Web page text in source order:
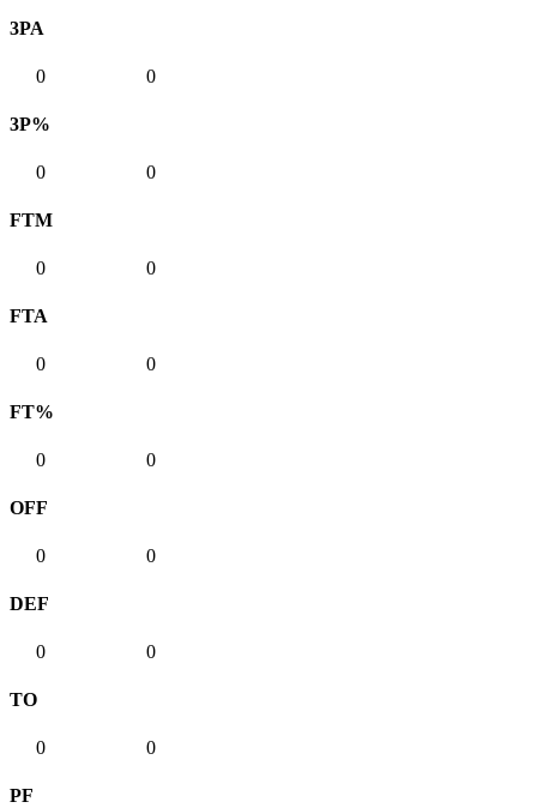
3PA
0 0
3P%
0 0
FTM
0 0
FTA
0 0
FT%
0 0
OFF
0 0
DEF
0 0
TO
0 0
PF